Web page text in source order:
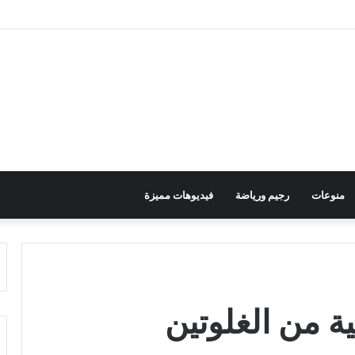
منوعات رجيم ورياضة فيديوهات مميزة
من الغلوتين